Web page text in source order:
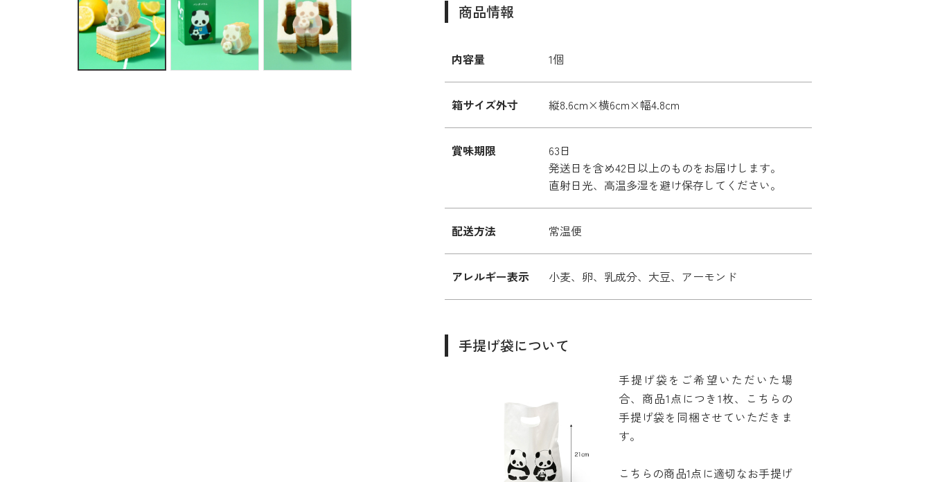
商品情報
内容量 1個
箱サイズ外寸 縦8.6cm×横6cm×幅4.8cm
賞味期限
63日
発送日を含め42日以上のものをお届けします。
直射日光、高温多湿を避け保存してください。
配送方法 常温便
アレルギー表示 小麦、卵、乳成分、大豆、アーモンド
手提げ袋について
手提げ袋をご希望いただいた場
合、商品1点につき1枚、こちらの
手提げ袋を同梱させていただきま
す。
こちらの商品1点に適切なお手提げ